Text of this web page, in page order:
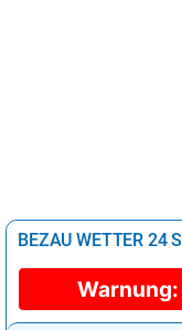
BEZAU WETTER 24
Warnung: